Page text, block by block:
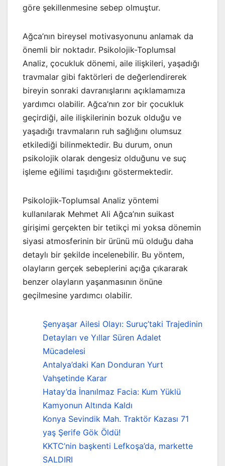
göre şekillenmesine sebep olmuştur.
Ağca’nın bireysel motivasyonunu anlamak da
önemli bir noktadır. Psikolojik-Toplumsal
Analiz, çocukluk dönemi, aile ilişkileri, yaşadığı
travmalar gibi faktörleri de değerlendirerek
bireyin sonraki davranışlarını açıklamamıza
yardımcı olabilir. Ağca’nın zor bir çocukluk
geçirdiği, aile ilişkilerinin bozuk olduğu ve
yaşadığı travmaların ruh sağlığını olumsuz
etkilediği bilinmektedir. Bu durum, onun
psikolojik olarak dengesiz olduğunu ve suç
işleme eğilimi taşıdığını göstermektedir.
Psikolojik-Toplumsal Analiz yöntemi
kullanılarak Mehmet Ali Ağca’nın suikast
girişimi gerçekten bir tetikçi mi yoksa dönemin
siyasi atmosferinin bir ürünü mü olduğu daha
detaylı bir şekilde incelenebilir. Bu yöntem,
olayların gerçek sebeplerini açığa çıkararak
benzer olayların yaşanmasının önüne
geçilmesine yardımcı olabilir.
Şenyaşar Ailesi Olayı: Suruç’taki Trajedinin
Detayları ve Yıllar Süren Adalet
Mücadelesi
Antalya’daki Kan Donduran Yurt
Vahşetinde Karar
Hatay’da İnanılmaz Facia: Kum Yüklü
Kamyonun Altında Kaldı
Konya Sevindik Mah. Traktör Kazası 71
yaş Şerife Gök Öldü!
KKTC’nin başkenti Lefkoşa’da, markette
SALDIRI